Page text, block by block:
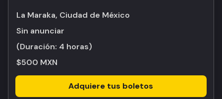
La Maraka, Ciudad de México
Sin anunciar
(Duración: 4 horas)
$500 MXN
Adquiere tus boletos